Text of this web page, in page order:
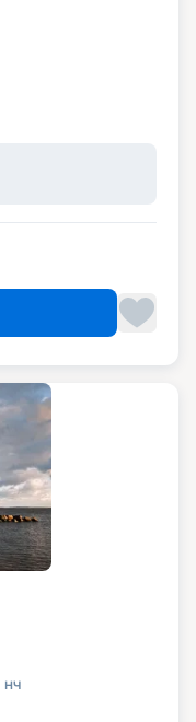
нч